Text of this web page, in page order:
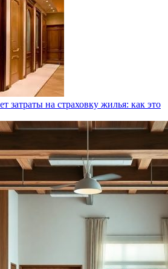
затраты на страховку жилья: как это